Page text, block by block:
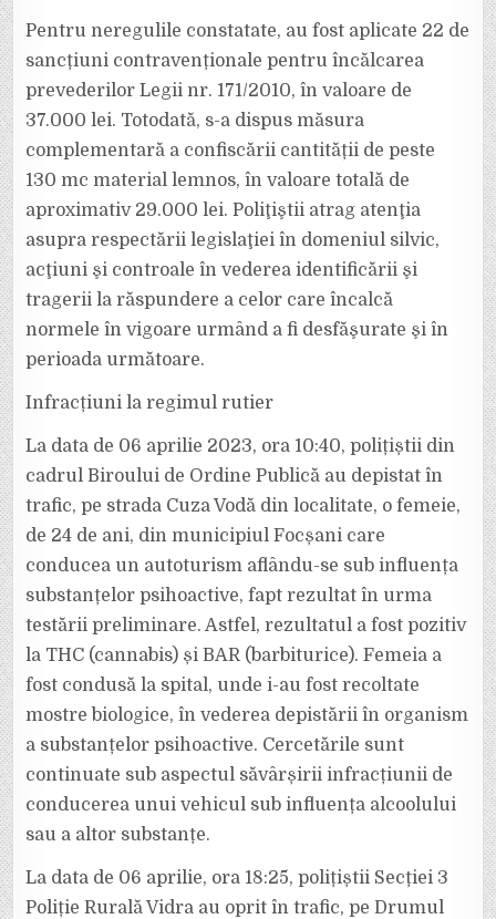
Pentru neregulile constatate, au fost aplicate 22 de
sancțiuni contravenționale pentru încălcarea
prevederilor Legii nr. 171/2010, în valoare de
37.000 lei. Totodată, s-a dispus măsura
complementară a confiscării cantității de peste
130 mc material lemnos, în valoare totală de
aproximativ 29.000 lei. Poliţiştii atrag atenţia
asupra respectării legislaţiei în domeniul silvic,
acţiuni şi controale în vederea identificării şi
tragerii la răspundere a celor care încalcă
normele în vigoare urmând a fi desfăşurate şi în
perioada următoare.
Infracțiuni la regimul rutier
La data de 06 aprilie 2023, ora 10:40, polițiștii din
cadrul Biroului de Ordine Publică au depistat în
trafic, pe strada Cuza Vodă din localitate, o femeie,
de 24 de ani, din municipiul Focșani care
conducea un autoturism aflându-se sub influența
substanțelor psihoactive, fapt rezultat în urma
testării preliminare. Astfel, rezultatul a fost pozitiv
la THC (cannabis) și BAR (barbiturice). Femeia a
fost condusă la spital, unde i-au fost recoltate
mostre biologice, în vederea depistării în organism
a substanțelor psihoactive. Cercetările sunt
continuate sub aspectul săvârșirii infracțiunii de
conducerea unui vehicul sub influența alcoolului
sau a altor substanțe.
La data de 06 aprilie, ora 18:25, polițiștii Secției 3
Poliție Rurală Vidra au oprit în trafic, pe Drumul